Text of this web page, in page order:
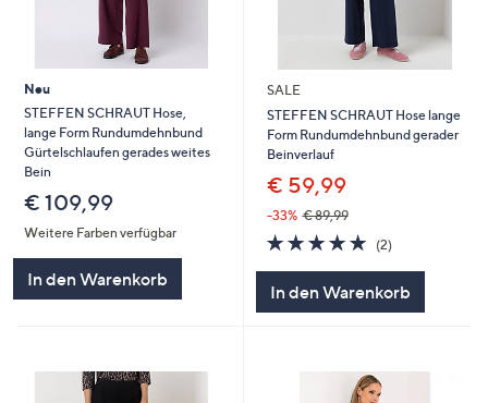
anzuzeigen.
Neu
STEFFEN SCHRAUT Hose,
lange Form Rundumdehnbund
Gürtelschlaufen gerades weites
Bein
€ 109,99
Weitere Farben verfügbar
In den Warenkorb
SALE
STEFFEN SCHRAUT Hose lange
Form Rundumdehnbund gerader
Beinverlauf
€ 59,99
-33% € 89,99
5.0
von
(2)2
In den Warenkorb